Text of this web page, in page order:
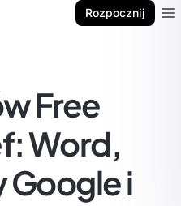
Rozpocznij
Free
Word,
Google i